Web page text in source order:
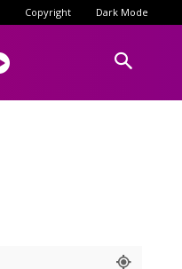
Copyright Dark Mode